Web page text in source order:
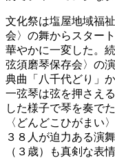
文化祭は塩屋地域福
会〉の舞からスター
華やかに一変した。
弦須磨琴保存会〉の
典曲「八千代どり」
一弦琴は弦を押さえ
した様子で琴を奏で
〈どんどこひがまい
３８人が迫力ある演
（３歳）も真剣な表